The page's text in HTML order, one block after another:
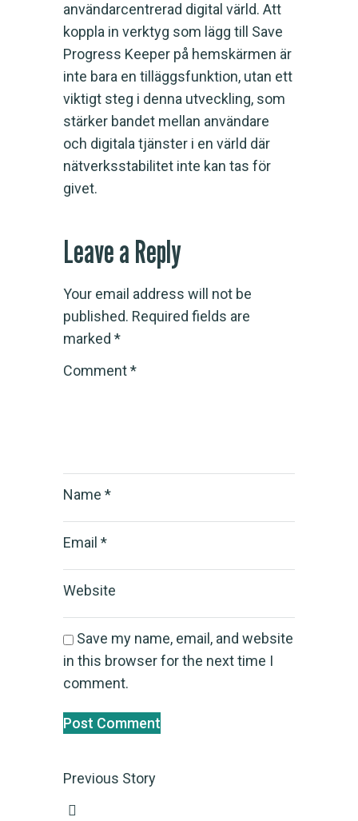
användarcentrerad digital värld. Att
koppla in verktyg som lägg till Save
Progress Keeper på hemskärmen är
inte bara en tilläggsfunktion, utan ett
viktigt steg i denna utveckling, som
stärker bandet mellan användare
och digitala tjänster i en värld där
nätverksstabilitet inte kan tas för
givet.
Leave a Reply
Your email address will not be
published. Required fields are
marked *
Comment*
Name *
Email *
Website
Save my name, email, and website
in this browser for the next time I
comment.
Previous Story